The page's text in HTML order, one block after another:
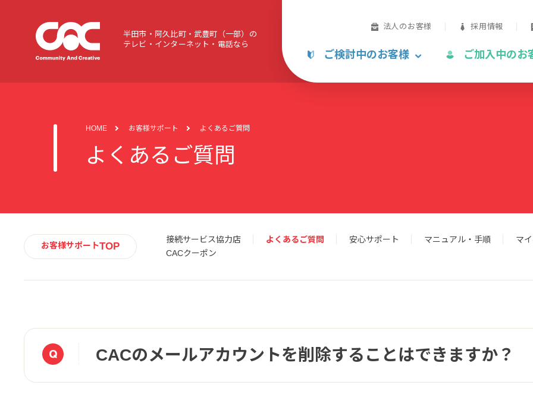
半田市・阿久比町・武豊町（一部）の
テレビ・インターネット・電話なら
法人のお客様 採用情報
ご検討中のお客様 ご加入中のお
HOME お客様サポート よくあるご質問
よくあるご質問
お客様サポートTOP
接続サービス協力店 よくあるご質問 安心サポート マニュアル・手順 マ
CACクーポン
CACのメールアカウントを削除することはできますか？